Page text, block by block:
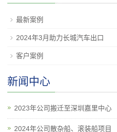
最新案例
2024年3月助力长城汽车出口
客户案例
新闻中心
2023年公司搬迁至深圳嘉里中心
2024年公司散杂船、滚装船项目